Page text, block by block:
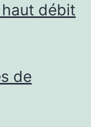
débit
de